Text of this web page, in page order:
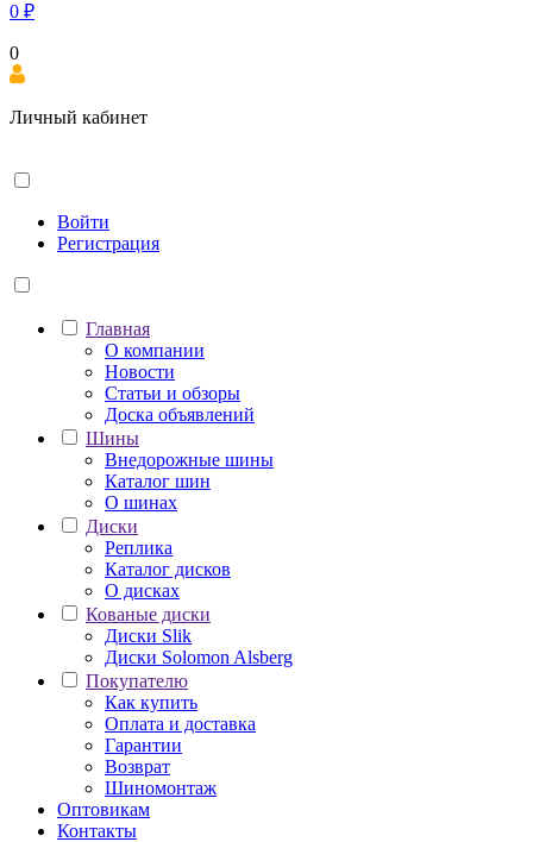
0 ₽
0
Личный кабинет
Войти
Регистрация
Главная
О компании
Новости
Статьи и обзоры
Доска объявлений
Шины
Внедорожные шины
Каталог шин
О шинах
Диски
Реплика
Каталог дисков
О дисках
Кованые диски
Диски Slik
Диски Solomon Alsberg
Покупателю
Как купить
Оплата и доставка
Гарантии
Возврат
Шиномонтаж
Оптовикам
Контакты